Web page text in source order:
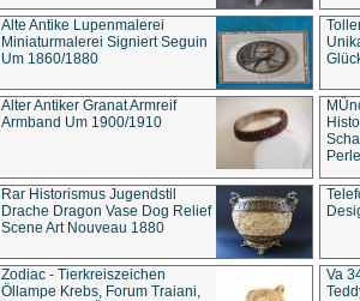
Alte Antike Lupenmalerei
Miniaturmalerei Signiert Seguin
Um 1860/1880
Alter Antiker Granat Armreif
Armband Um 1900/1910
Rar Historismus Jugendstil
Drache Dragon Vase Dog Relief
Scene Art Nouveau 1880
Zodiac - Tierkreiszeichen
Öllampe Krebs, Forum Traiani,
Va